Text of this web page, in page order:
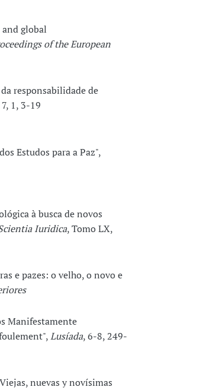
and global
of the European
responsabilidade de
1, 3-19
Estudos para a Paz",
à busca de novos
Iuridica, Tomo LX,
e pazes: o velho, o novo e
Manifestamente
Lusíada, 6-8, 249-
nuevas y novísimas